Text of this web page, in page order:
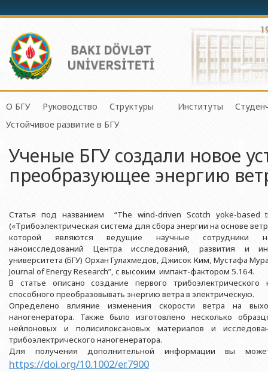
О БГУ
История БГУ
Миссия и стратегия БГУ
Программа развития БГУ
Членство БГУ в международных организациях
Гранты и проекты
Ректоры
Выпускники БГУ
Почетные доктора
Образование в БГУ
Перечень специальностей
Знаменательные даты в истории БГУ
Руководство
Ректор
Проректоры
Советник ректора
Деканы
Профсоюзный Комитет
Учебно-методический совет
Структуры
Центр организации научной
Отдел по связям с
Отдел по работе с документами
Бухгалтерия
Отдел мониторинга и контроля
Отдел протокола
Служба психологической помощи
Культурно-творческий центр
Спортивно-оздоровительный
Университетская газета
Физический
Химический
Факультет
Географический
Геологический
Филологический
Исторический
Факультет
Институты
Институт
Институт
Институт
Республики
Институт
Азербайджанской
Юридическое
Азербайджанской
Юридическое
образования
Юридическое
Устойчивое развитие в БГУ
Ученые БГУ создали новое
преобразующее энергию
Статья под названием “The wind-driven Scotch yoke-based
(«Трибоэлектрическая система для сбора энергии на основе
которой являются ведущие научные сотрудники
наноисследований Центра исследований, развития и
университета (БГУ) Орхан Гулахмедов, Джисок Ким, Мустафа
Journal of Energy Research”, с высоким импакт-фактором 5.164.
В статье описано создание первого трибоэлектрического
способного преобразовывать энергию ветра в электрическую.
Определено влияние изменения скорости ветра на
наногенератора. Также было изготовлено несколько
нейлоновых и полисилоксановых материалов и
трибоэлектрического наногенератора.
Для получения дополнительной информации вы
https://doi.org/10.1002/er.7900